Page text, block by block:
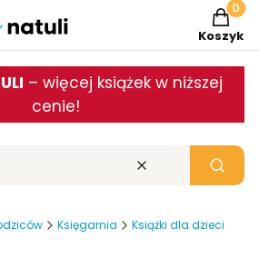
Koszyk
– więcej książek w niższej
cenie!
Wyczyść Szukaj
Księgarnia Książki dla dzieci